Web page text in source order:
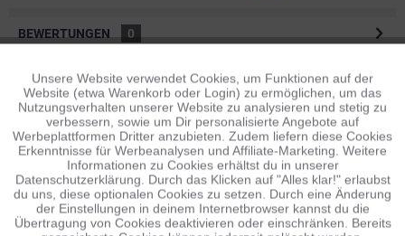
BEWERTUNGEN
0
ÄHNLICHE ARTIKEL
Diese Artikel sind dem Produkt ähnlich ...mehr
Persönliche Empfehlungen
Funktionale Aktiv
Tracking Inaktiv
Personalisierung Inaktiv
Unsere Website verwendet Cookies, um Funktionen auf der
Website (etwa Warenkorb oder Login) zu ermöglichen, um das
Nutzungsverhalten unserer Website zu analysieren und stetig zu
verbessern, sowie um Dir personalisierte Angebote auf
Werbeplattformen Dritter anzubieten. Zudem liefern diese Cookies
Erkenntnisse für Werbeanalysen und Affiliate-Marketing. Weitere
Informationen zu Cookies erhältst du in unserer
Datenschutzerklärung. Durch das Klicken auf "Alles klar!" erlaubst
du uns, diese optionalen Cookies zu setzen. Durch eine Änderung
der Einstellungen in deinem Internetbrowser kannst du die
Übertragung von Cookies deaktivieren oder einschränken. Bereits